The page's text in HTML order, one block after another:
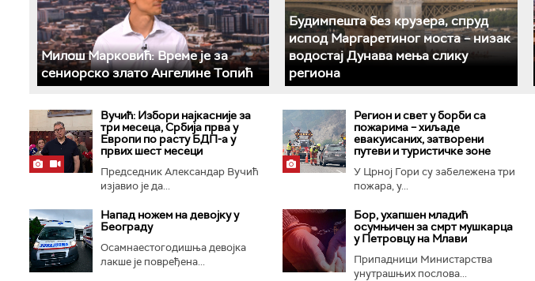
Милош Марковић: Време је за
сениорско злато Ангелине Топић
Будимпешта без крузера, спруд
испод Маргаретиног моста – низак
водостај Дунава мења слику
региона
Вучић: Избори најкасније за
три месеца, Србија прва у
Европи по расту БДП-а у
првих шест месеци
Председник Александар Вучић
изјавио је да...
Регион и свет у борби са
пожарима – хиљаде
евакуисаних, затворени
путеви и туристичке зоне
У Црној Гори су забележена три
пожара, у...
Напад ножем на девојку у
Београду
Осамнаестогодишња девојка
лакше је повређена...
Бор, ухапшен младић
осумњичен за смрт мушкарца
у Петровцу на Млави
Припадници Министарства
унутрашњих послова...